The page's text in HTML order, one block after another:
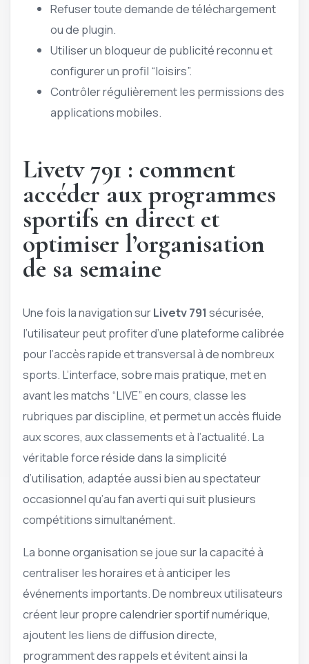
Refuser toute demande de téléchargement
ou de plugin.
Utiliser un bloqueur de publicité reconnu et
configurer un profil “loisirs”.
Contrôler régulièrement les permissions des
applications mobiles.
Livetv 791 : comment
accéder aux programmes
sportifs en direct et
optimiser l’organisation
de sa semaine
Une fois la navigation surLivetv 791 sécurisée,
l’utilisateur peut profiter d’une plateforme calibrée
pour l’accès rapide et transversal à de nombreux
sports. L’interface, sobre mais pratique, met en
avant les matchs “LIVE” en cours, classe les
rubriques par discipline, et permet un accès fluide
aux scores, aux classements et à l’actualité. La
véritable force réside dans la simplicité
d’utilisation, adaptée aussi bien au spectateur
occasionnel qu’au fan averti qui suit plusieurs
compétitions simultanément.
La bonne organisation se joue sur la capacité à
centraliser les horaires et à anticiper les
événements importants. De nombreux utilisateurs
créent leur propre calendrier sportif numérique,
ajoutent les liens de diffusion directe,
programment des rappels et évitent ainsi la